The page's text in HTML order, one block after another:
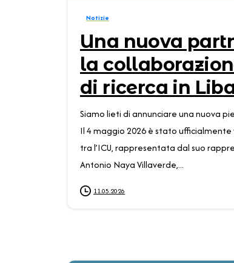
Notizie
Una nuova
la
di ricerca in
Siamo lieti di annunciare una nuova
Il 4 maggio 2026 è stato
tra l’ICU, rappresentata dal suo
Antonio Naya Villaverde,...
11.05.2026